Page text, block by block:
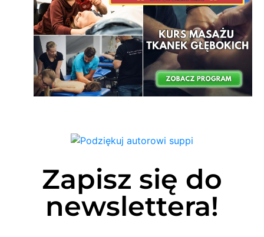
Zapisz się do
newslettera!